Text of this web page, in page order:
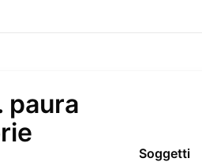
paura
Soggetti